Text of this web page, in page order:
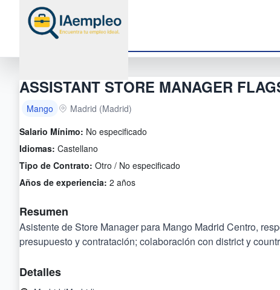
ASSISTANT STORE MANAGER
Mango Madrid (Madrid)
Salario Mínimo: No especificado
Idiomas: Castellano
Tipo de Contrato: Otro / No especificado
Años de experiencia: 2 años
Resumen
Asistente de Store Manager para Mango Madrid Centro,
presupuesto y contratación; colaboración con district y
Detalles